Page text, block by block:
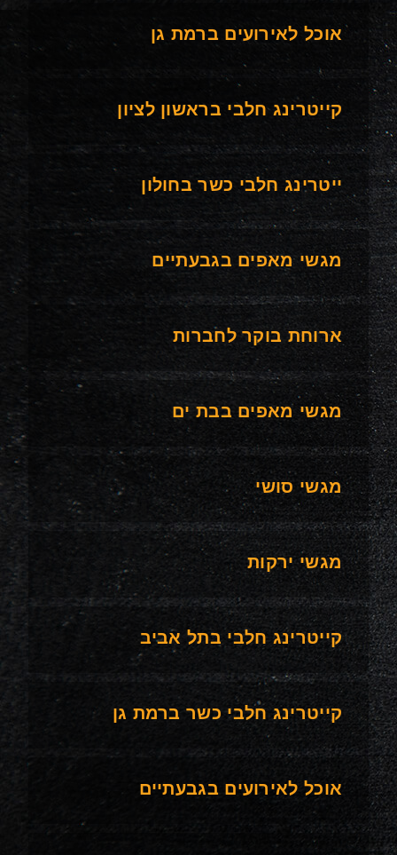
אוכל לאירועים ברמת גן
קייטרינג חלבי בראשון לציון
ייטרינג חלבי כשר בחולון
מגשי מאפים בגבעתיים
ארוחת בוקר לחברות
מגשי מאפים בבת ים
מגשי סושי
מגשי ירקות
קייטרינג חלבי בתל אביב
קייטרינג חלבי כשר ברמת גן
אוכל לאירועים בגבעתיים